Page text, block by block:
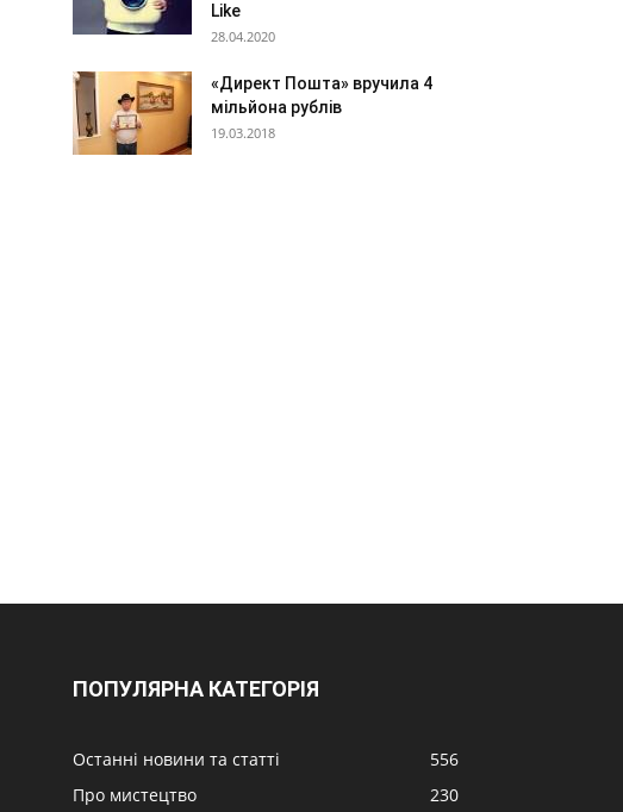
Like
28.04.2020
«Директ Пошта» вручила 4
мільйона рублів
19.03.2018
ПОПУЛЯРНА КАТЕГОРІЯ
Останні новини та статті
556
Про мистецтво
230